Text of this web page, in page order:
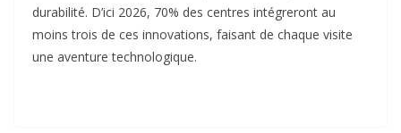
durabilité. D’ici 2026, 70% des centres intégreront au
moins trois de ces innovations, faisant de chaque visite
une aventure technologique.